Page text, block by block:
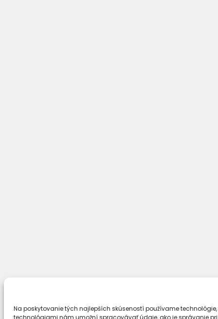
Na poskytovanie tých najlepších skúseností používame
technológiami nám umožní spracovávať údaje, ako je správanie